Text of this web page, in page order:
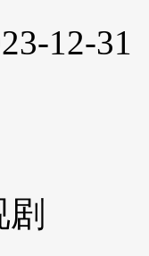
12-31